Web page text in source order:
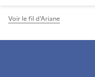
Voir le fil d'Ariane